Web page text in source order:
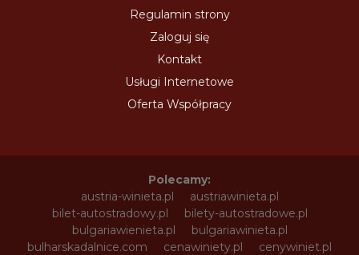
Regulamin strony
Zaloguj się
Kontakt
Usługi Internetowe
Oferta Współpracy
Polecamy:
austria-winieta.pl
austriawinieta.pl
bilet-autostradowy.pl
bilety-autostradowe.pl
bulgariawienieta.pl
bulgariawinieta.pl
bulharskadalnice.com
cenawiniety.pl
cenywiniet.pl